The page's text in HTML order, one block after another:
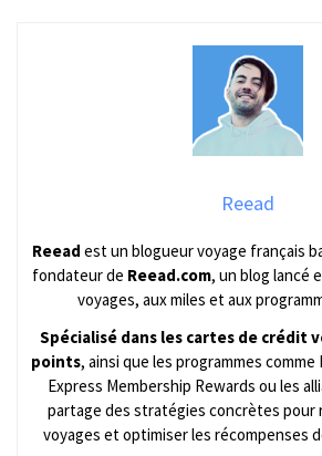
Reead
Reead est un blogueur voyage français
fondateur de Reead.com, un blog lancé
voyages, aux miles et aux
Spécialisé dans les cartes de crédit
points, ainsi que les programmes comme
Express Membership Rewards ou les
partage des stratégies concrètes pour
voyages et optimiser les récompenses